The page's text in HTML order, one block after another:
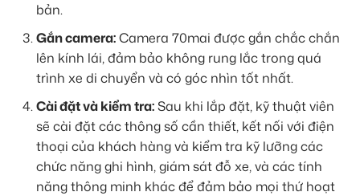
bản.
Gắn camera:Camera 70mai được gắn chắc chắn
lên kính lái, đảm bảo không rung lắc trong quá
trình xe di chuyển và có góc nhìn tốt nhất.
Cài đặt và kiểm tra:Sau khi lắp đặt, kỹ thuật viên
sẽ cài đặt các thông số cần thiết, kết nối với điện
thoại của khách hàng và kiểm tra kỹ lưỡng các
chức năng ghi hình, giám sát đỗ xe, và các tính
năng thông minh khác để đảm bảo mọi thứ hoạt